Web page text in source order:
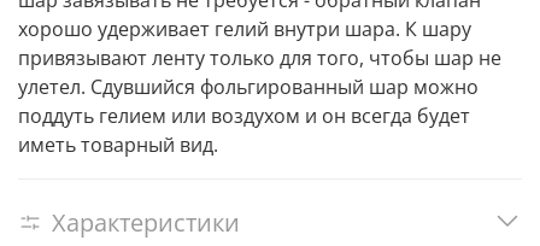
хорошо удерживает гелий внутри шара. К шару
привязывают ленту только для того, чтобы шар не
улетел. Сдувшийся фольгированный шар можно
поддуть гелием или воздухом и он всегда будет
иметь товарный вид.
Характеристики